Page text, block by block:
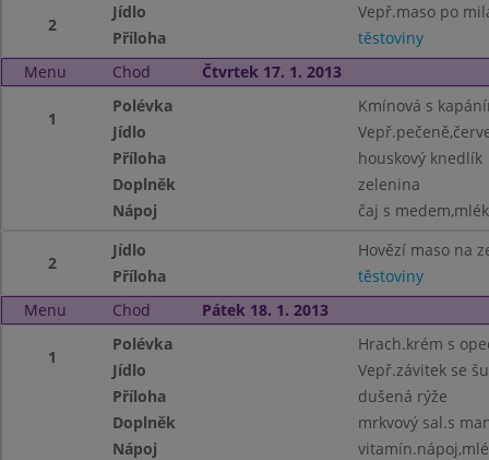
2
Jídlo
Vepř.maso po
Příloha
těstoviny
Menu
Chod Čtvrtek 17. 1. 2013
1
Polévka
Kmínová s
Jídlo
Příloha
houskový knedlík
Doplněk
zelenina
Nápoj
čaj s
2
Jídlo
Hovězí maso na
Příloha
těstoviny
Menu
Chod Pátek 18. 1. 2013
1
Polévka
Hrach.krém s
Jídlo
Vepř.závitek se
Příloha
dušená rýže
Doplněk
mrkvový sal.s
Nápoj